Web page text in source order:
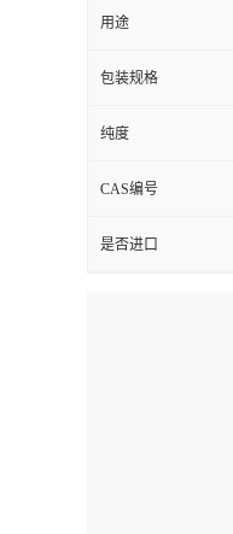
用途
包装规格
纯度
CAS编号
是否进口